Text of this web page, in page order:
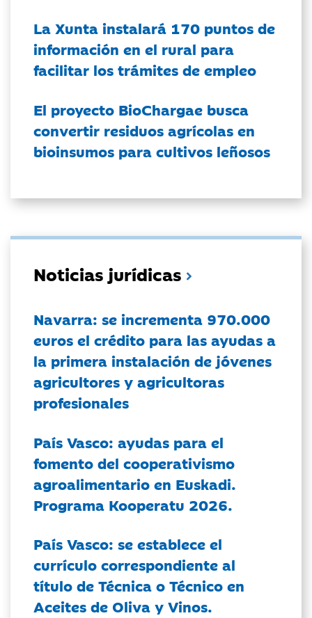
La Xunta instalará 170 puntos de
información en el rural para
facilitar los trámites de empleo
El proyecto BioChargae busca
convertir residuos agrícolas en
bioinsumos para cultivos leñosos
Noticias jurídicas
Navarra: se incrementa 970.000
euros el crédito para las ayudas a
la primera instalación de jóvenes
agricultores y agricultoras
profesionales
País Vasco: ayudas para el
fomento del cooperativismo
agroalimentario en Euskadi.
Programa Kooperatu 2026.
País Vasco: se establece el
currículo correspondiente al
título de Técnica o Técnico en
Aceites de Oliva y Vinos.